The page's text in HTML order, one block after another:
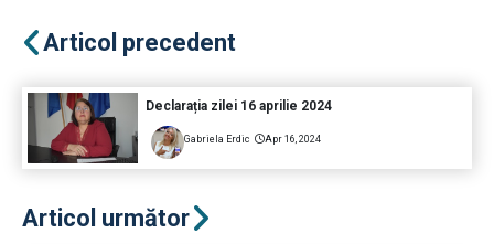
Articol precedent
Declarația zilei 16 aprilie 2024
Gabriela Erdic Apr 16, 2024
Articol următor